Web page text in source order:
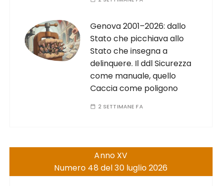
Genova 2001–2026: dallo
Stato che picchiava allo
Stato che insegna a
delinquere. Il ddl Sicurezza
come manuale, quello
Caccia come poligono
2 SETTIMANE FA
Anno XV
Numero 48 del 30 luglio 2026